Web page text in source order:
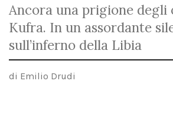
Ancora una prigione
Kufra. In un assordante
sull’inferno della Libia
di Emilio Drudi